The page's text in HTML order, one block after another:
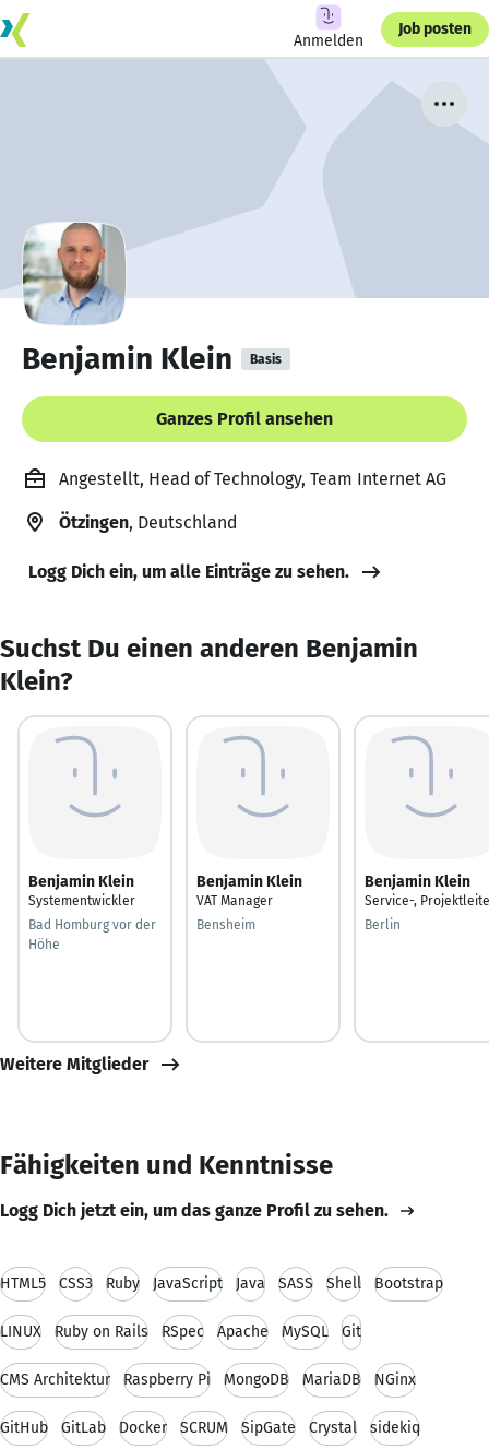
Anmelden
Job posten
Benjamin Klein Basis
Ganzes Profil ansehen
Angestellt, Head of Technology, Team Internet AG
Ötzingen, Deutschland
Logg Dich ein, um alle Einträge zu sehen.
Suchst Du einen anderen Benjamin
Klein?
Benjamin Klein
Systementwickler
Bad Homburg vor der
Höhe
Benjamin Klein
VAT Manager
Bensheim
Benjamin Klein
Service-,
Berlin
Weitere Mitglieder
Fähigkeiten und Kenntnisse
Logg Dich jetzt ein, um das ganze Profil zu sehen.
HTML5 CSS3 Ruby JavaScript Java SASS Shell Bootstrap
LINUX Ruby on Rails RSpec Apache MySQL Git
CMS Architektur Raspberry Pi MongoDB MariaDB NGinx
GitHub GitLab Docker SCRUM SipGate Crystal sidekiq